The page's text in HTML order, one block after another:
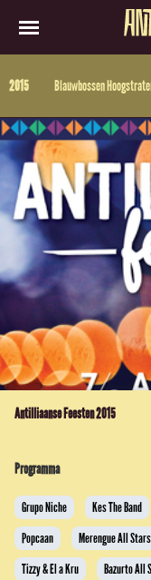
2015 Blauwbossen
Antilliaanse Feesten 2015
Programma
Grupo Niche Kes The Band
Popcaan
Merengue All Stars
Tizzy & El a Kru
Bazurto All